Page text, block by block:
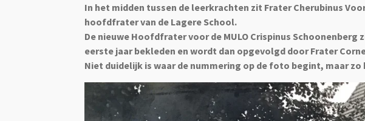
In het midden tussen de leerkrachten zit Frater Cherubinus
hoofdfrater van de Lagere School.
De nieuwe Hoofdfrater voor de MULO Crispinus
eerste jaar bekleden en wordt dan opgevolgd door Frater
Niet duidelijk is waar de nummering op de foto begint, maar